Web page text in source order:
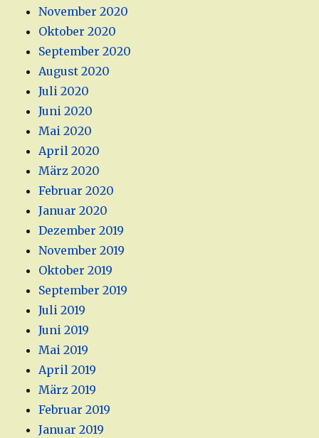
November 2020
Oktober 2020
September 2020
August 2020
Juli 2020
Juni 2020
Mai 2020
April 2020
März 2020
Februar 2020
Januar 2020
Dezember 2019
November 2019
Oktober 2019
September 2019
Juli 2019
Juni 2019
Mai 2019
April 2019
März 2019
Februar 2019
Januar 2019